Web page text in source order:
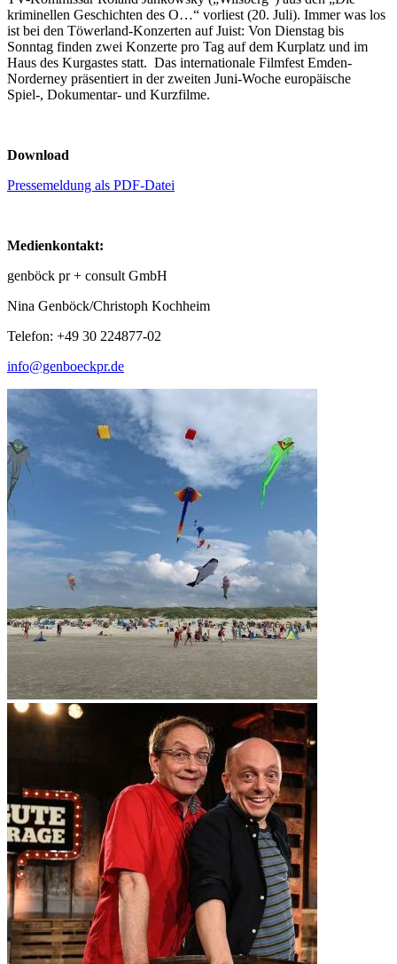
kriminellen Geschichten des O…“ vorliest (20. Juli). Immer was los
ist bei den Töwerland-Konzerten auf Juist: Von Dienstag bis
Sonntag finden zwei Konzerte pro Tag auf dem Kurplatz und im
Haus des Kurgastes statt. Das internationale Filmfest Emden-
Norderney präsentiert in der zweiten Juni-Woche europäische
Spiel-, Dokumentar- und Kurzfilme.
Download
Pressemeldung als PDF-Datei
Medienkontakt:
genböck pr + consult GmbH
Nina Genböck/Christoph Kochheim
Telefon: +49 30 224877-02
info@genboeckpr.de